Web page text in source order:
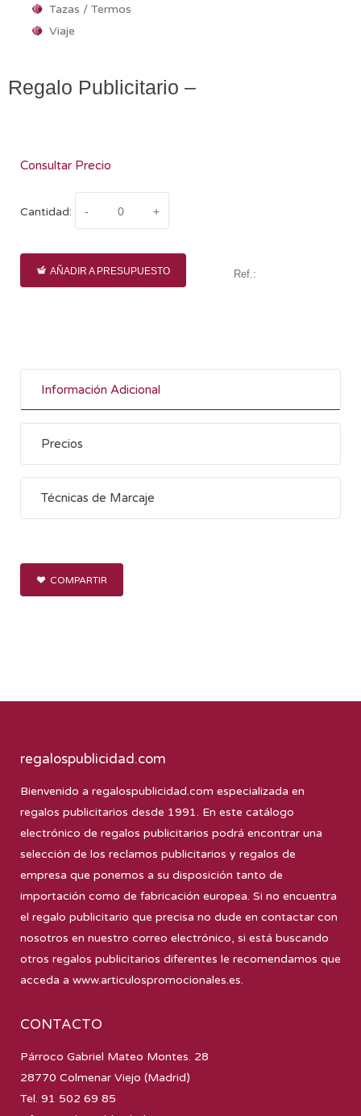
Tazas / Termos
Viaje
Regalo Publicitario –
Consultar Precio
Cantidad:
AÑADIR A PRESUPUESTO Ref.:
Información Adicional
Precios
Técnicas de Marcaje
COMPARTIR
regalospublicidad.com
Bienvenido a regalospublicidad.com especializada en
regalos publicitarios desde 1991. En este catálogo
electrónico de regalos publicitarios podrá encontrar una
selección de los reclamos publicitarios y regalos de
empresa que ponemos a su disposición tanto de
importación como de fabricación europea. Si no encuentra
el regalo publicitario que precisa no dude en contactar con
nosotros en nuestro correo electrónico, si está buscando
otros regalos publicitarios diferentes le recomendamos que
acceda a www.articulospromocionales.es.
CONTACTO
Párroco Gabriel Mateo Montes. 28
28770 Colmenar Viejo (Madrid)
Tel. 91 502 69 85